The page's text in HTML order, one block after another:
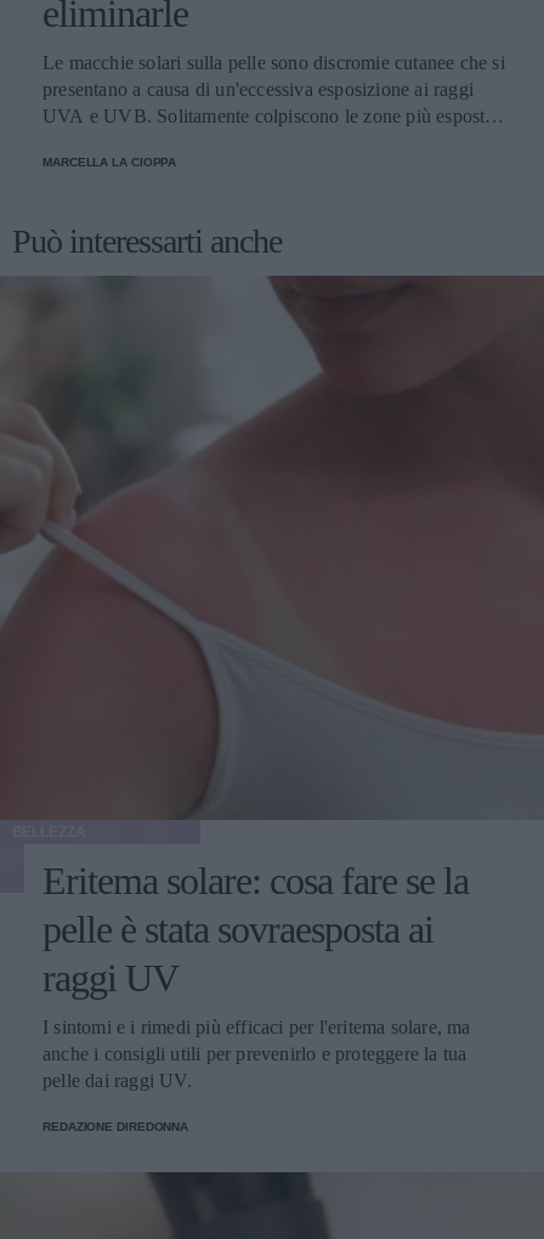
eliminarle
Le macchie solari sulla pelle sono discromie cutanee che si
presentano a causa di un'eccessiva esposizione ai raggi
UVA e UVB. Solitamente colpiscono le zone più esposte,
attenuarle e i prodotti migliori per schiarirle.
MARCELLA LA CIOPPA
Può interessarti anche
Eritema solare: cosa fare se la
pelle è stata sovraesposta ai
raggi UV
I sintomi e i rimedi più efficaci per l'eritema solare, ma
anche i consigli utili per prevenirlo e proteggere la tua
pelle dai raggi UV.
REDAZIONE DIREDONNA